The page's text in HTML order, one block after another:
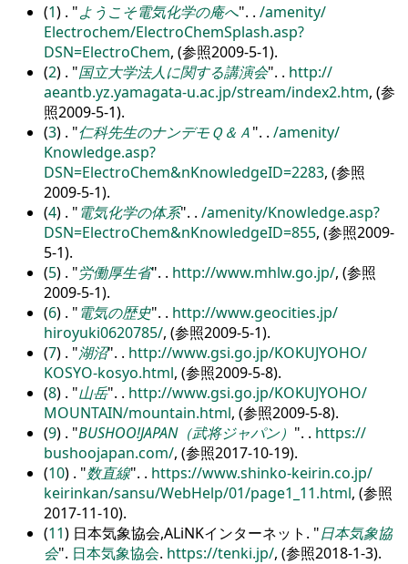
(1) . ようこそ電気化学の庵へ . . /amenity/
Electrochem/ElectroChemSplash.asp?
DSN=ElectroChem, (参照2009-5-1).
(2) . 国立大学法人に関する講演会 . . http://
aeantb.yz.yamagata-u.ac.jp/stream/index2.htm, (参
照2009-5-1).
(3) . 仁科先生のナンデモＱ＆Ａ . . /amenity/
Knowledge.asp?
DSN=ElectroChem&nKnowledgeID=2283, (参照
2009-5-1).
(4) . 電気化学の体系 . . /amenity/Knowledge.asp?
DSN=ElectroChem&nKnowledgeID=855, (参照2009-
5-1).
(5) . 労働厚生省 . . http://www.mhlw.go.jp/, (参照
2009-5-1).
(6) . 電気の歴史 . . http://www.geocities.jp/
hiroyuki0620785/, (参照2009-5-1).
(7) . 湖沼 . . http://www.gsi.go.jp/KOKUJYOHO/
KOSYO-kosyo.html, (参照2009-5-8).
(8) . 山岳 . . http://www.gsi.go.jp/KOKUJYOHO/
MOUNTAIN/mountain.html, (参照2009-5-8).
(9) . BUSHOO!JAPAN（武将ジャパン） . . https://
bushoojapan.com/, (参照2017-10-19).
(10) . 数直線 . . https://www.shinko-keirin.co.jp/
keirinkan/sansu/WebHelp/01/page1_11.html, (参照
2017-11-10).
(11) 日本気象協会,ALiNKインターネット.
日本気象協
会 . 日本気象協会. https://tenki.jp/, (参照2018-1-3).